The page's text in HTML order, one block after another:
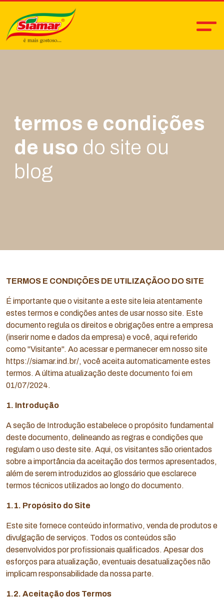
termos e condições
de uso do site ou
blog
TERMOS E CONDIÇÕES DE UTILIZAÇÃOO DO SITE
É importante que o visitante a este site leia atentamente
estes termos e condições antes de usar nosso site. Este
documento regula os direitos e obrigações entre a empresa
(inserir nome e dados da empresa) e você, aqui referido
como "Visitante". Ao acessar e permanecer em nosso site
https://siamar.ind.br/, você aceita automaticamente estes
termos. A última atualização deste documento foi em
01/07/2024.
1. Introdução
A seção de Introdução estabelece o propósito fundamental
deste documento, delineando as regras e condições que
regulam o uso deste site. Aqui, os visitantes são orientados
sobre a importância da aceitação dos termos apresentados,
além de serem introduzidos ao glossário que esclarece
termos técnicos utilizados ao longo do documento.
1.1. Propósito do Site
Este site fornece conteúdo informativo, venda de produtos e
divulgação de serviços. Todos os conteúdos são
desenvolvidos por profissionais qualificados. Apesar dos
esforços para atualização, eventuais desatualizações não
implicam responsabilidade da nossa parte.
1.2. Aceitação dos Termos